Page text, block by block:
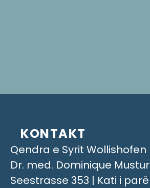
KONTAKT
Qendra e Syrit Wollishofen
Dr. med. Dominique Mustur
Seestrasse 353 | Kati i parë